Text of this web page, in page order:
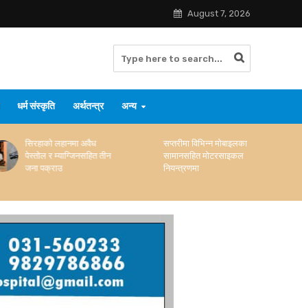
August 7, 2026
धर्म संस्कृति अर्थतन्त्र अन्य
सिरहाको लहानमा अवैध
पेस्तोल र म्याग्जिनसहित तीन
जना पक्राउ
सप्तरीमा विभिन्न मोबाइलका
सामानसहित मोटरसाइकल
नियन्त्रणमा